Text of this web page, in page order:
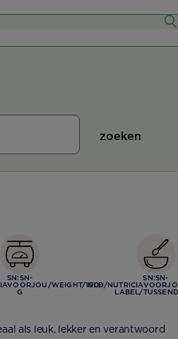
zoeken
SN:SN-
WEIGHT/100-
G
SN:SN-
NLD/
LABEL/
als leuk, lekker en verantwoord